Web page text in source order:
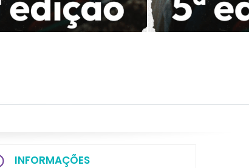
INFORMAÇÕES